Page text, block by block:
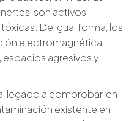
son activos
De igual forma, los
electromagnética,
espacios agresivos y
llegado a comprobar, en
existente en